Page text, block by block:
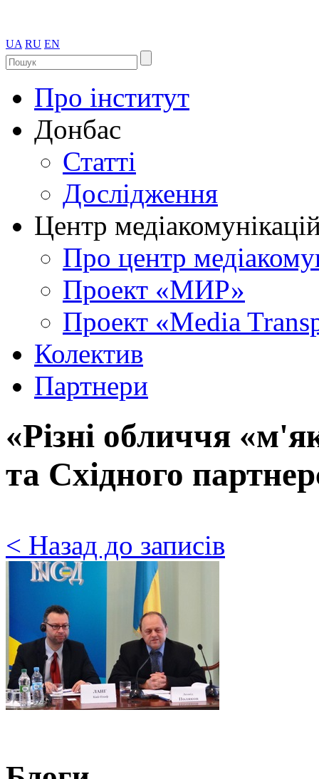
UA RU EN
Про інститут
Донбас
Статті
Дослідження
Центр
Про центр
Проект «МИР»
Проект «Media
Колектив
Партнери
«Різні обличчя
та Східного
< Назад до записів